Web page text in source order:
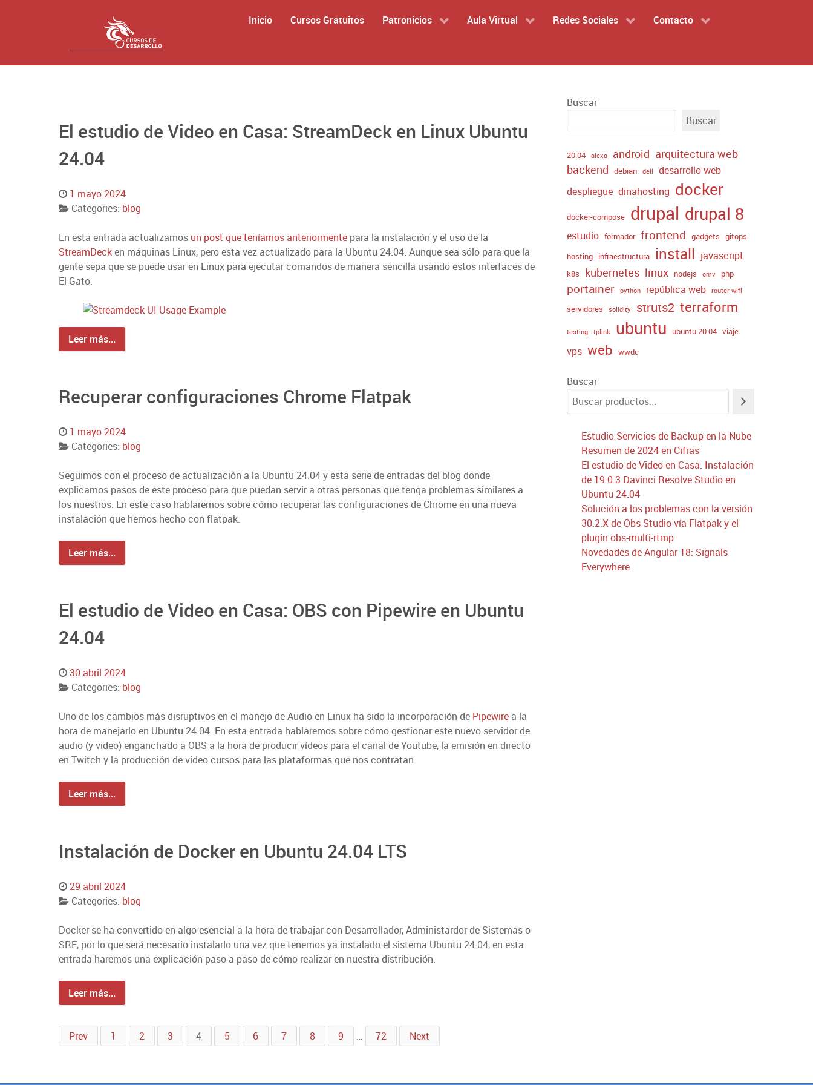
Inicio Cursos Gratuitos Patronicios Aula Virtual Redes Sociales Contacto
El estudio de Video en Casa: StreamDeck en Linux Ubuntu
24.04
1 mayo 2024
Categories: blog
En esta entrada actualizamos un post que teníamos anteriormente para la instalación y el uso de la
StreamDecken máquinas Linux, pero esta vez actualizado para la Ubuntu 24.04. Aunque sea sólo para que la
gente sepa que se puede usar en Linux para ejecutar comandos de manera sencilla usando estos interfaces de
El Gato.
Leer más...
Recuperar configuraciones Chrome Flatpak
1 mayo 2024
Categories: blog
Seguimos con el proceso de actualización a la Ubuntu 24.04 y esta serie de entradas del blog donde
explicamos pasos de este proceso para que puedan servir a otras personas que tenga problemas similares a
los nuestros. En este caso hablaremos sobre cómo recuperar las configuraciones de Chrome en una nueva
instalación que hemos hecho con flatpak.
Leer más...
El estudio de Video en Casa: OBS con Pipewire en Ubuntu
24.04
30 abril 2024
Categories: blog
Uno de los cambios más disruptivos en el manejo de Audio en Linux ha sido la incorporación de Pipewire a la
hora de manejarlo en Ubuntu 24.04. En esta entrada hablaremos sobre cómo gestionar este nuevo servidor de
audio (y video) enganchado a OBS a la hora de producir vídeos para el canal de Youtube, la emisión en directo
en Twitch y la producción de video cursos para las plataformas que nos contratan.
Leer más...
Instalación de Docker en Ubuntu 24.04 LTS
29 abril 2024
Categories: blog
Docker se ha convertido en algo esencial a la hora de trabajar con Desarrollador, Administardor de Sistemas o
SRE, por lo que será necesario instalarlo una vez que tenemos ya instalado el sistema Ubuntu 24.04, en esta
entrada haremos una explicación paso a paso de cómo realizar en nuestra distribución.
Leer más...
Prev 1 2 3 4 5 6 7 8 9 … 72 Next
Buscar
Buscar
20.04 alexa android arquitectura web
backend debian dell
desarrollo web
despliegue dinahosting docker
docker-compose drupal drupal 8
estudio formador frontend gadgets gitops
hosting infraestructura install javascript
k8s kubernetes linux nodejs omv php
portainer python república web router wifi
servidores solidity struts2 terraform
testing tplink ubuntu ubuntu 20.04 viaje
vps web wwdc
Buscar
Estudio Servicios de Backup en la Nube
Resumen de 2024 en Cifras
El estudio de Video en Casa: Instalación
de 19.0.3 Davinci Resolve Studio en
Ubuntu 24.04
Solución a los problemas con la versión
30.2.X de Obs Studio vía Flatpak y el
plugin obs-multi-rtmp
Novedades de Angular 18: Signals
Everywhere